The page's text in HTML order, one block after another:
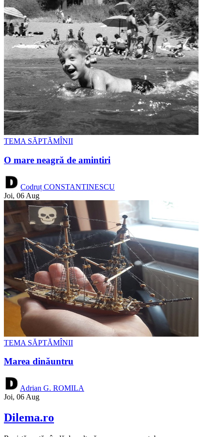
TEMA SĂPTĂMÎNII
O mare neagră de amintiri
Codruț CONSTANTINESCU
Joi, 06 Aug
TEMA SĂPTĂMÎNII
Marea dinăuntru
Adrian G. ROMILA
Joi, 06 Aug
Dilema.ro